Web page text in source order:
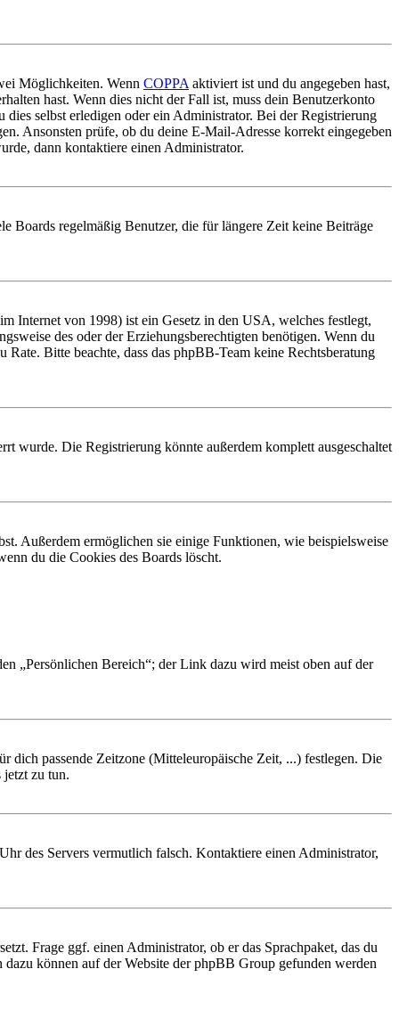
Möglichkeiten. Wenn COPPA aktiviert ist und du angegeben hast,
hast. Wenn dies nicht der Fall ist, muss dein Benutzerkonto
selbst erledigen oder ein Administrator. Bei der Registrierung
Ansonsten prüfe, ob du deine E-Mail-Adresse korrekt eingegeben
dann kontaktiere einen Administrator.
Boards regelmäßig Benutzer, die für längere Zeit keine Beiträge
Internet von 1998) ist ein Gesetz in den USA, welches festlegt,
des oder der Erziehungsberechtigten benötigen. Wenn du
Bitte beachte, dass das phpBB-Team keine Rechtsberatung
wurde. Die Registrierung könnte außerdem komplett ausgeschaltet
Außerdem ermöglichen sie einige Funktionen, wie beispielsweise
du die Cookies des Boards löscht.
„Persönlichen Bereich“; der Link dazu wird meist oben auf der
dich passende Zeitzone (Mitteleuropäische Zeit, ...) festlegen. Die
jetzt zu tun.
des Servers vermutlich falsch. Kontaktiere einen Administrator,
Frage ggf. einen Administrator, ob er das Sprachpaket, das du
können auf der Website der phpBB Group gefunden werden